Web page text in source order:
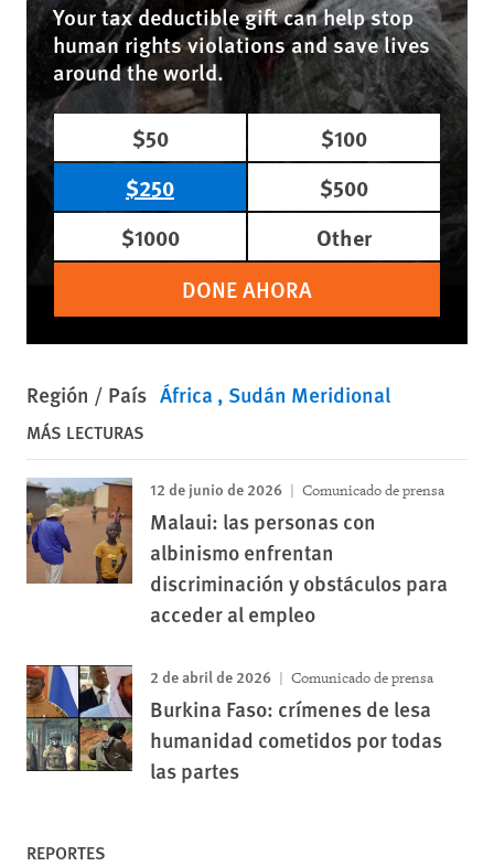
Your tax deductible gift can help stop
human rights violations and save lives
around the world.
$50
$100
$250
$500
$1000
Other
DONE AHORA
Región / País África Sudán Meridional
MÁS LECTURAS
12 de junio de 2026 Comunicado de prensa
Malaui: las personas con
albinismo enfrentan
discriminación y obstáculos para
acceder al empleo
2 de abril de 2026 Comunicado de prensa
Burkina Faso: crímenes de lesa
humanidad cometidos por todas
las partes
REPORTES